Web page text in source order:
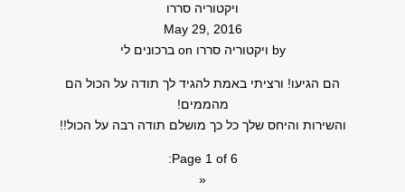
ויקטוריה סררו
May 29, 2016
by ויקטוריה סררו ברכונים לי
הם הגיעו! ורציתי באמת להגיד לך תודה על הכול הם
מהממים!
והשירות והיחס שלך כל כך מושלם תודה רבה על הכול!!
Page 1 of 6:
«